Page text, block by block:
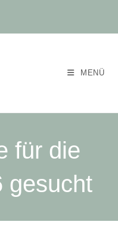
MENÜ
für die
gesucht